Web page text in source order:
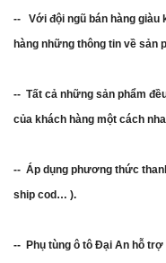
-- Với đội ngũ bán hàng giàu
hàng những thông tin về sản
-- Tất cả những sản phẩm
của khách hàng một cách
-- Áp dụng phương thức
ship cod… ).
-- Phụ tùng ô tô Đại An hỗ